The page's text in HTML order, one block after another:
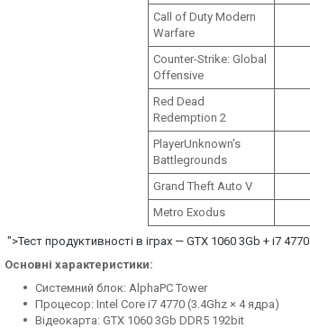
Call of Duty Modern
Warfare
Counter-Strike: Global
Offensive
Red Dead
Redemption 2
PlayerUnknown's
Battlegrounds
Grand Theft Auto V
Metro Exodus
">Тест продуктивності в іграх — GTX 1060 3Gb + i7 4770
Основні характеристики:
Системний блок: AlphaPC Tower
Процесор: Intel Core i7 4770 (3.4Ghz × 4 ядра)
Відеокарта: GTX 1060 3Gb DDR5 192bit